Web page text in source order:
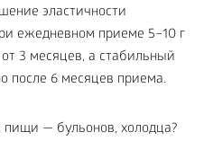
эластичности
ежедневном приеме 5–10 г
3 месяцев, а стабильный
после 6 месяцев приема.
пищи — бульонов, холодца?